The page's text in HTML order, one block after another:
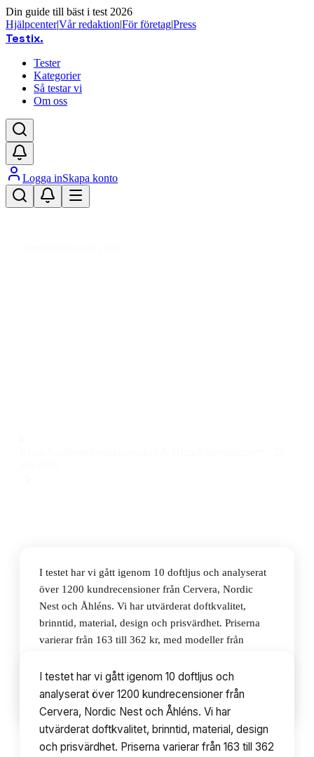
Din guide till bäst i test 2026
Hjälpcenter|Vår redaktion|För företag|Press
Testix.
Tester
Kategorier
Så testar vi
Om oss
Logga inSkapa konto
I testet har vi gått igenom 10 doftljus och analyserat
över 1200 kundrecensioner från Cervera, Nordic
Nest och Åhléns. Vi har utvärderat doftkvalitet,
brinntid, material, design och prisvärdhet. Priserna
varierar från 163 till 362 kr, med modeller från
Innehållsförteckning 10avsnitt
I testet har vi gått igenom 10 doftljus och
analyserat över 1200 kundrecensioner från
Cervera, Nordic Nest och Åhléns. Vi har
utvärderat doftkvalitet, brinntid, material, design
och prisvärdhet. Priserna varierar från 163 till 362